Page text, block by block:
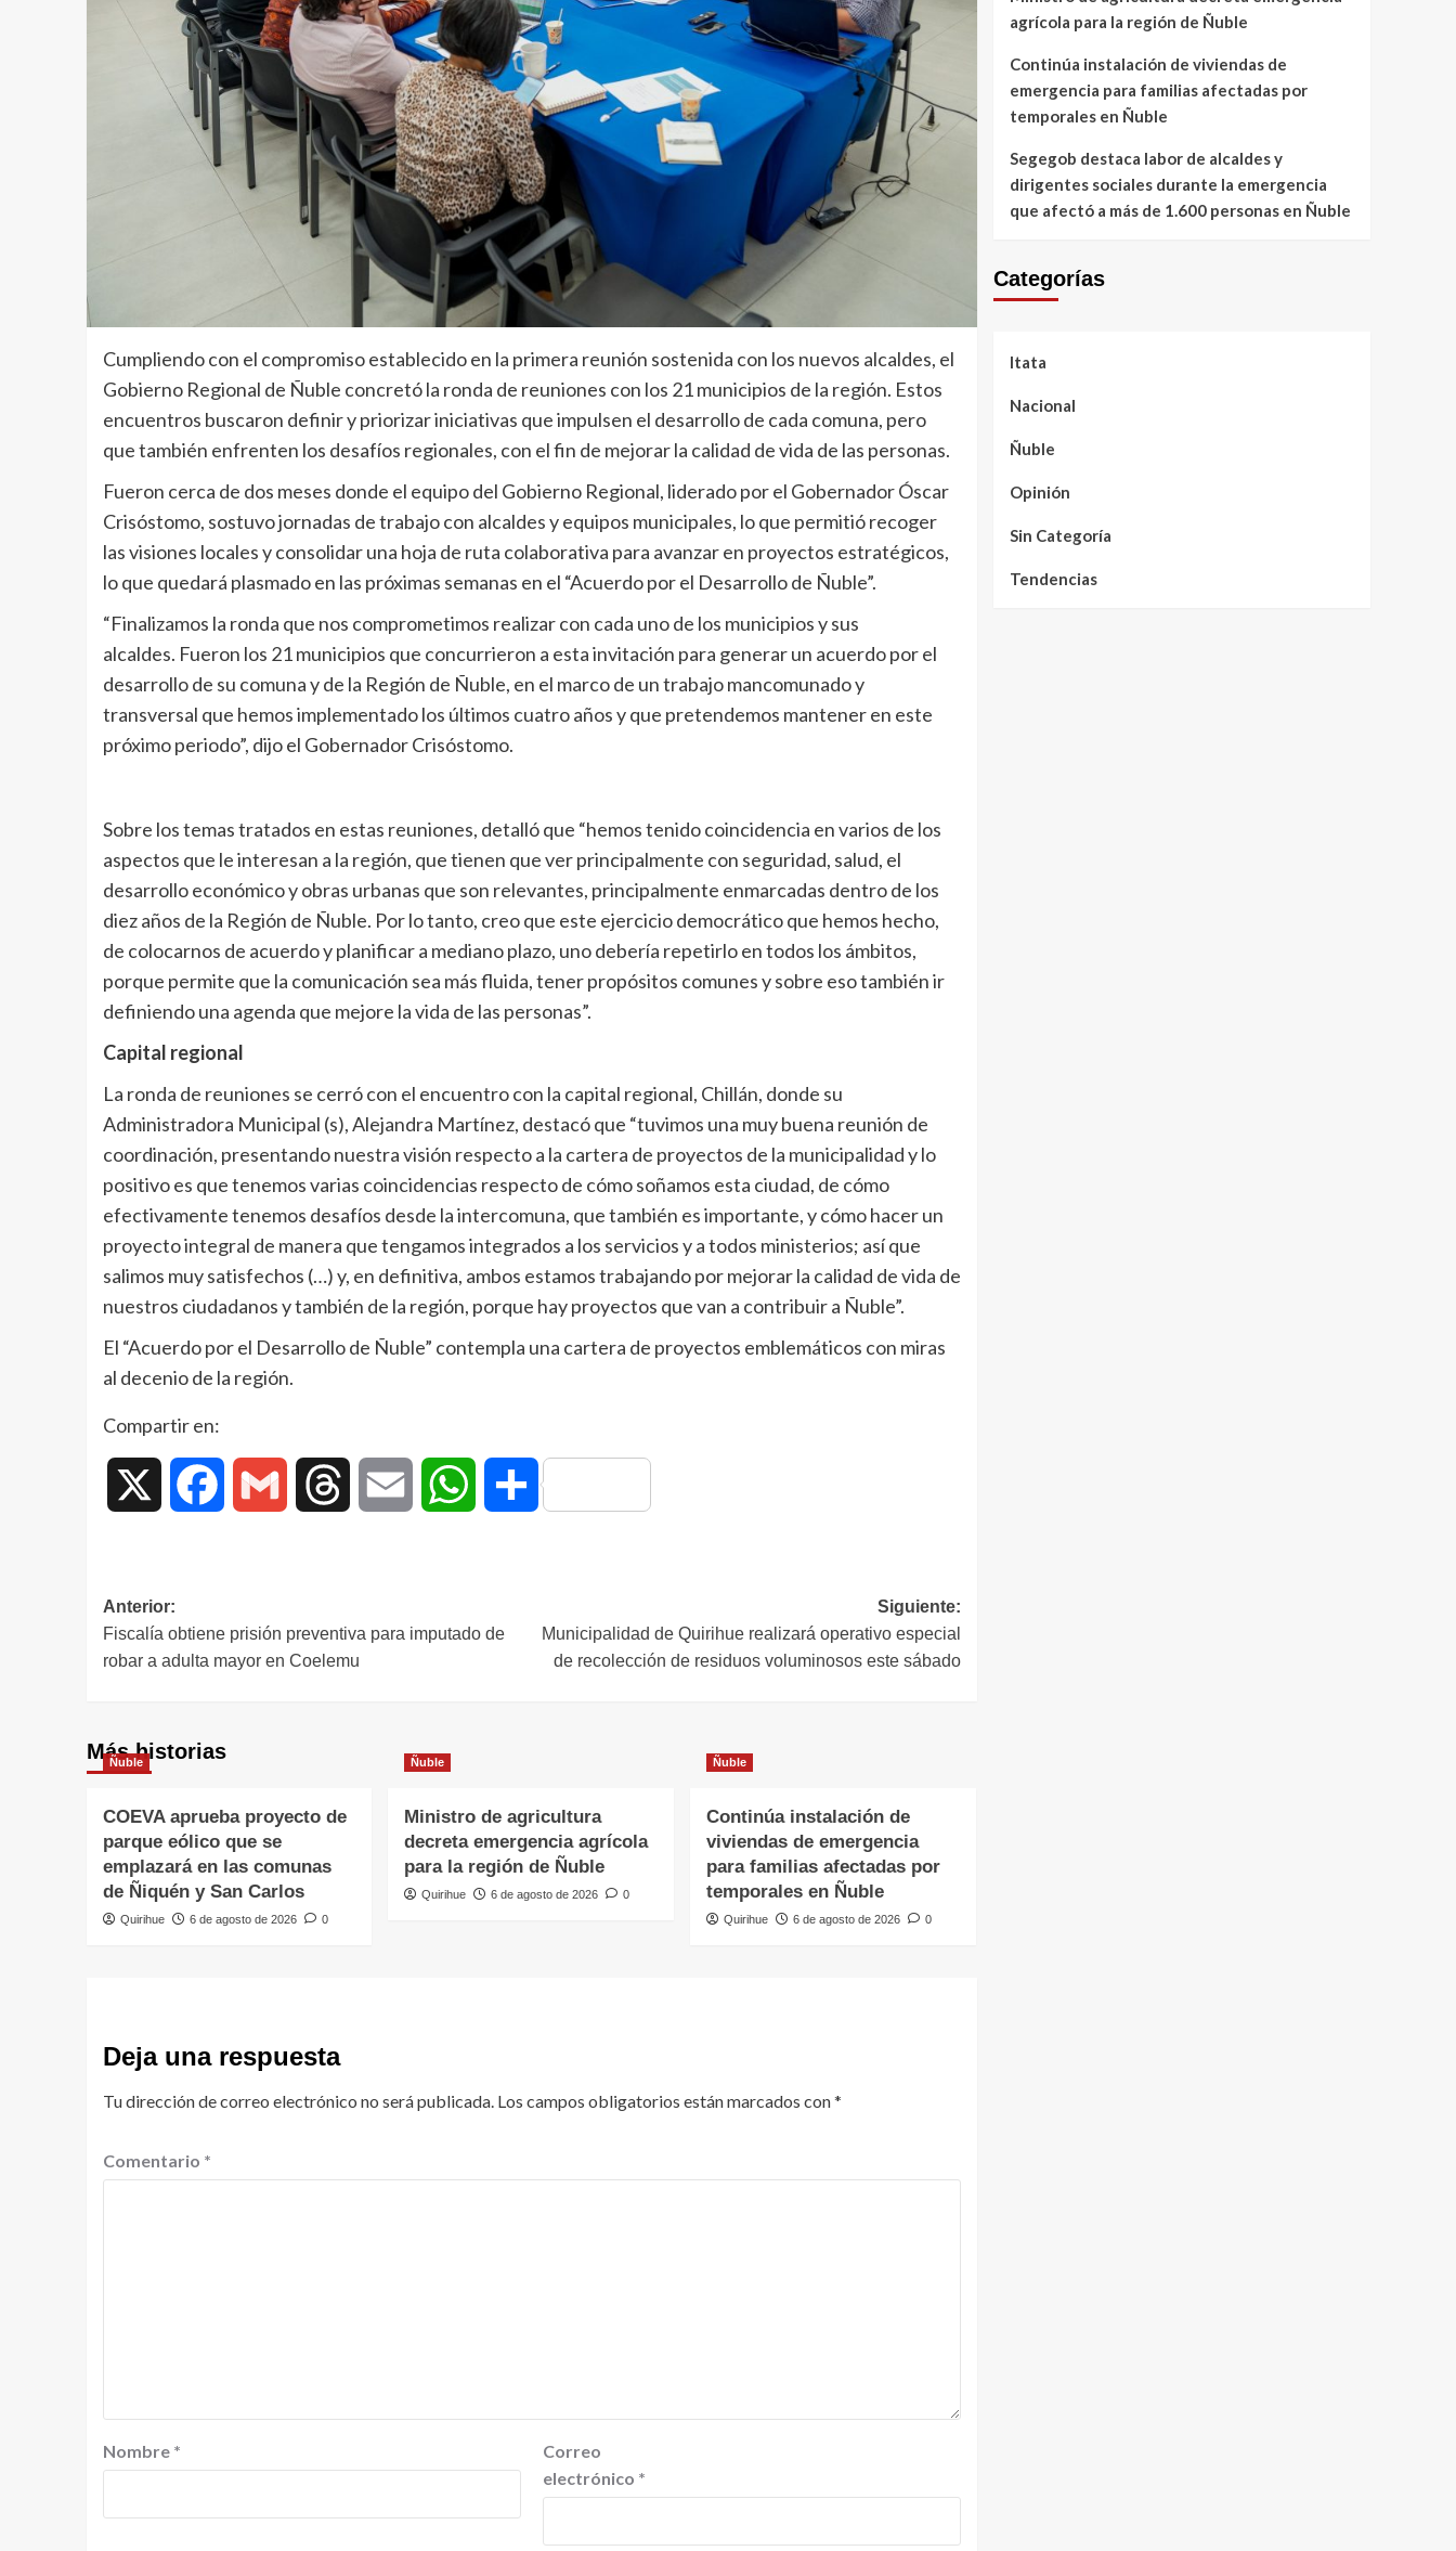
Cumpliendo con el compromiso establecido en la primera reunión sostenida con los nuevos alcaldes, el
Gobierno Regional de Ñuble concretó la ronda de reuniones con los 21 municipios de la región. Estos
encuentros buscaron definir y priorizar iniciativas que impulsen el desarrollo de cada comuna, pero
que también enfrenten los desafíos regionales, con el fin de mejorar la calidad de vida de las personas.
Fueron cerca de dos meses donde el equipo del Gobierno Regional, liderado por el Gobernador Óscar
Crisóstomo, sostuvo jornadas de trabajo con alcaldes y equipos municipales, lo que permitió recoger
las visiones locales y consolidar una hoja de ruta colaborativa para avanzar en proyectos estratégicos,
lo que quedará plasmado en las próximas semanas en el “Acuerdo por el Desarrollo de Ñuble”.
“Finalizamos la ronda que nos comprometimos realizar con cada uno de los municipios y sus
alcaldes. Fueron los 21 municipios que concurrieron a esta invitación para generar un acuerdo por el
desarrollo de su comuna y de la Región de Ñuble, en el marco de un trabajo mancomunado y
transversal que hemos implementado los últimos cuatro años y que pretendemos mantener en este
próximo periodo”, dijo el Gobernador Crisóstomo.
Sobre los temas tratados en estas reuniones, detalló que “hemos tenido coincidencia en varios de los
aspectos que le interesan a la región, que tienen que ver principalmente con seguridad, salud, el
desarrollo económico y obras urbanas que son relevantes, principalmente enmarcadas dentro de los
diez años de la Región de Ñuble. Por lo tanto, creo que este ejercicio democrático que hemos hecho,
de colocarnos de acuerdo y planificar a mediano plazo, uno debería repetirlo en todos los ámbitos,
porque permite que la comunicación sea más fluida, tener propósitos comunes y sobre eso también ir
definiendo una agenda que mejore la vida de las personas”.
Capital regional
La ronda de reuniones se cerró con el encuentro con la capital regional, Chillán, donde su
Administradora Municipal (s), Alejandra Martínez, destacó que “tuvimos una muy buena reunión de
coordinación, presentando nuestra visión respecto a la cartera de proyectos de la municipalidad y lo
positivo es que tenemos varias coincidencias respecto de cómo soñamos esta ciudad, de cómo
efectivamente tenemos desafíos desde la intercomuna, que también es importante, y cómo hacer un
proyecto integral de manera que tengamos integrados a los servicios y a todos ministerios; así que
salimos muy satisfechos (…) y, en definitiva, ambos estamos trabajando por mejorar la calidad de vida de
nuestros ciudadanos y también de la región, porque hay proyectos que van a contribuir a Ñuble”.
El “Acuerdo por el Desarrollo de Ñuble” contempla una cartera de proyectos emblemáticos con miras
al decenio de la región.
Compartir en:
Facebook Gmail Threads Email WhatsAppCompartir
Anterior:
Fiscalía obtiene prisión preventiva para imputado de
robar a adulta mayor en Coelemu
Siguiente:
Municipalidad de Quirihue realizará operativo especial
de recolección de residuos voluminosos este sábado
Más historias
Ñuble
COEVA aprueba proyecto de
parque eólico que se
emplazará en las comunas
de Ñiquén y San Carlos
Quirihue 6 de agosto de 2026 0
Ñuble
Ministro de agricultura
decreta emergencia agrícola
para la región de Ñuble
Quirihue 6 de agosto de 2026 0
Ñuble
Continúa instalación de
viviendas de emergencia
para familias afectadas por
temporales en Ñuble
Quirihue 6 de agosto de 2026 0
Deja una respuesta
Tu dirección de correo electrónico no será publicada. Los campos obligatorios están marcados con*
Comentario *
Nombre *
Correo
electrónico *
agrícola para la región de Ñuble
Continúa instalación de viviendas de
emergencia para familias afectadas por
temporales en Ñuble
Segegob destaca labor de alcaldes y
dirigentes sociales durante la emergencia
que afectó a más de 1.600 personas en Ñuble
Categorías
Itata
Nacional
Ñuble
Opinión
Sin Categoría
Tendencias